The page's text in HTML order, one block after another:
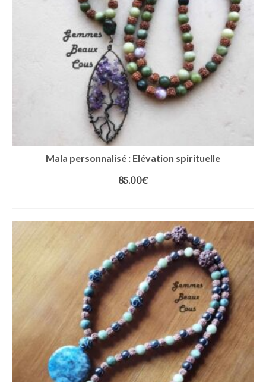
Mala personnalisé : Elévation spirituelle
85.00€